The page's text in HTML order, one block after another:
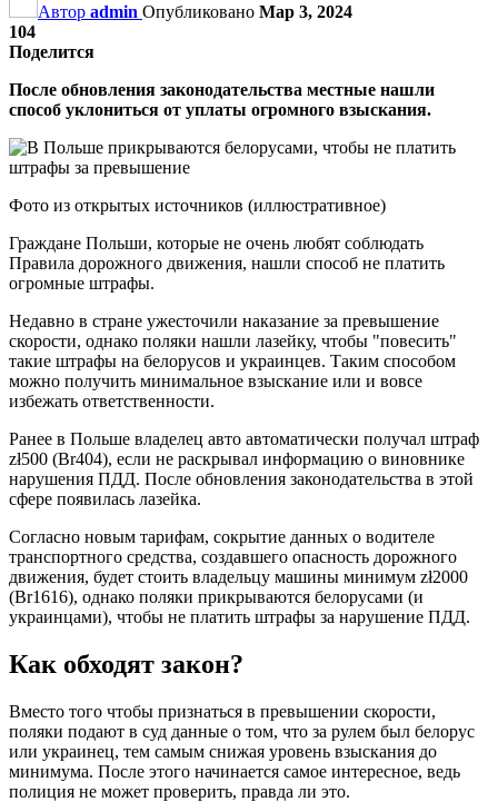
Автор admin Опубликовано Мар 3, 2024
104
Поделится
После обновления законодательства местные нашли
способ уклониться от уплаты огромного взыскания.
Фото из открытых источников (иллюстративное)
Граждане Польши, которые не очень любят соблюдать
Правила дорожного движения, нашли способ не платить
огромные штрафы.
Недавно в стране ужесточили наказание за превышение
скорости, однако поляки нашли лазейку, чтобы "повесить"
такие штрафы на белорусов и украинцев. Таким способом
можно получить минимальное взыскание или и вовсе
избежать ответственности.
Ранее в Польше владелец авто автоматически получал штраф
zł500 (Br404), если не раскрывал информацию о виновнике
нарушения ПДД. После обновления законодательства в этой
сфере появилась лазейка.
Согласно новым тарифам, сокрытие данных о водителе
транспортного средства, создавшего опасность дорожного
движения, будет стоить владельцу машины минимум zł2000
(Br1616), однако поляки прикрываются белорусами (и
украинцами), чтобы не платить штрафы за нарушение ПДД.
Как обходят закон?
Вместо того чтобы признаться в превышении скорости,
поляки подают в суд данные о том, что за рулем был белорус
или украинец, тем самым снижая уровень взыскания до
минимума. После этого начинается самое интересное, ведь
полиция не может проверить, правда ли это.